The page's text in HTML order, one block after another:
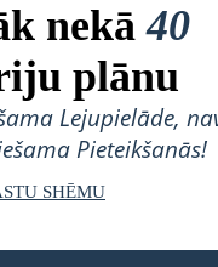
nekā40
plānu
Lejupielāde,
Pieteikšanās!
SHĒMU